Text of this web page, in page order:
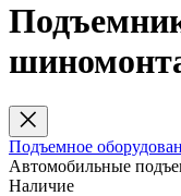
Подъемное
Автомобильные
Наличие